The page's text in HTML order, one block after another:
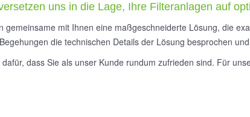
uns in die Lage, Ihre Filteranlagen auf
mit Ihnen eine maßgeschneiderte Lösung, die
die technischen Details der Lösung besprochen
dass Sie als unser Kunde rundum zufrieden sind. Für